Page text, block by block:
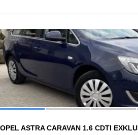
43
OPEL ASTRA CARAVAN 1.6 CDTI